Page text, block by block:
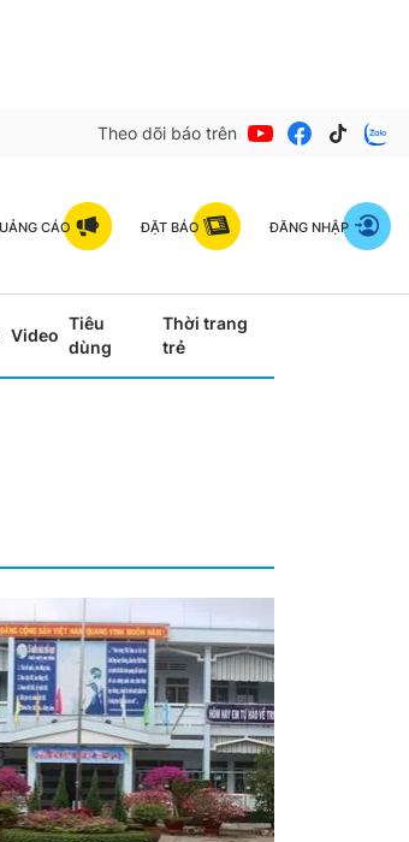
Theo dõi báo trên
CÁO ĐẶT BÁO ĐĂNG NHẬP
Video
Tiêu
dùng
Thời trang
trẻ